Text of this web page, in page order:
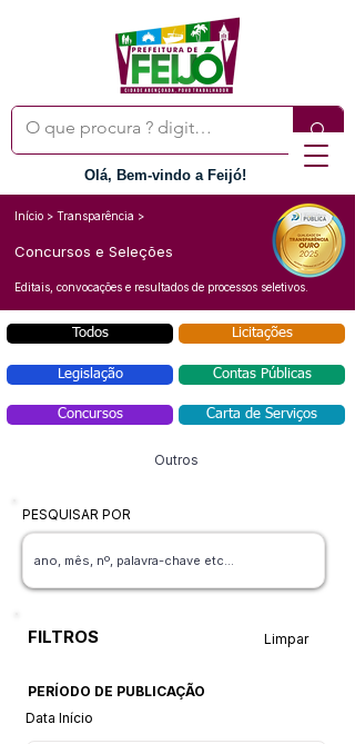
Olá, Bem-vindo a Feijó!
Início > Transparência >
Concursos e Seleções
Editais, convocações e resultados de processos seletivos.
Todos
Legislação
Concursos
Licitações
Contas Públicas
Carta de Serviços
Outros
PESQUISAR POR
FILTROS Limpar
PERÍODO DE PUBLICAÇÃO
Data Início